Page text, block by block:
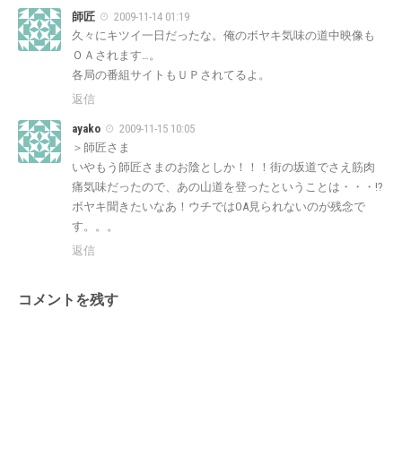
師匠
2009-11-14 01:19
久々にキツイ一日だったな。俺のボヤキ気味の道中映像も
ＯＡされます…。
各局の番組サイトもＵＰされてるよ。
返信
ayako
2009-11-15 10:05
＞師匠さま
いやもう師匠さまのお陰としか！！！街の坂道でさえ筋肉
痛気味だったので、あの山道を登ったということは・・・!?
ボヤキ聞きたいなあ！ウチではOA見られないのが残念で
す。。。
返信
コメントを残す